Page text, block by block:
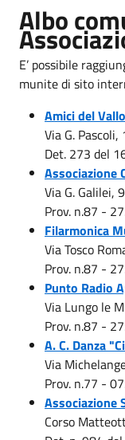
Albo
E’ possibile
munite di sito
Amici del
Via G.
Det. 273 del
Associazione
Via G. Galilei,
Prov. n.87 -
Filarmonica
Via Tosco
Prov. n.87 -
Punto Radio
Via Lungo le
Prov. n.87 -
A. C. Danza
Via
Prov. n.77 -
Associazione
Corso